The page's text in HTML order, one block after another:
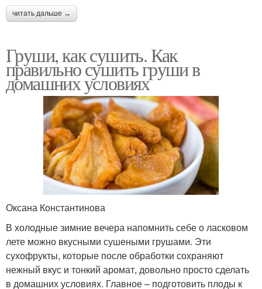
читать дальше →
Груши, как сушить. Как
правильно сушить груши в
домашних условиях
Оксана Константинова
В холодные зимние вечера напомнить себе о ласковом
лете можно вкусными сушеными грушами. Эти
сухофрукты, которые после обработки сохраняют
нежный вкус и тонкий аромат, довольно просто сделать
в домашних условиях. Главное – подготовить плоды к